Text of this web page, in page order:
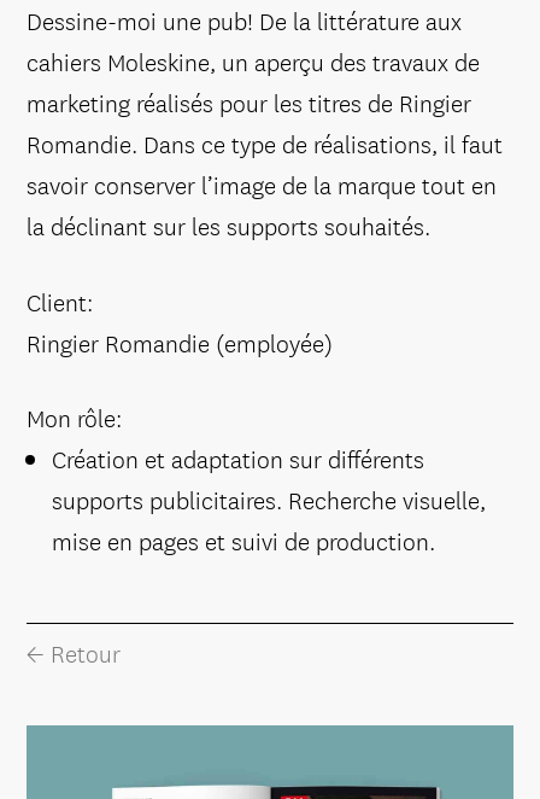
Dessine-moi une pub! De la littérature aux
cahiers Moleskine, un aperçu des travaux de
marketing réalisés pour les titres de Ringier
Romandie. Dans ce type de réalisations, il faut
savoir conserver l’image de la marque tout en
la déclinant sur les supports souhaités.
Client:
Ringier Romandie (employée)
Mon rôle:
Création et adaptation sur différents
supports publicitaires. Recherche visuelle,
mise en pages et suivi de production.
← Retour